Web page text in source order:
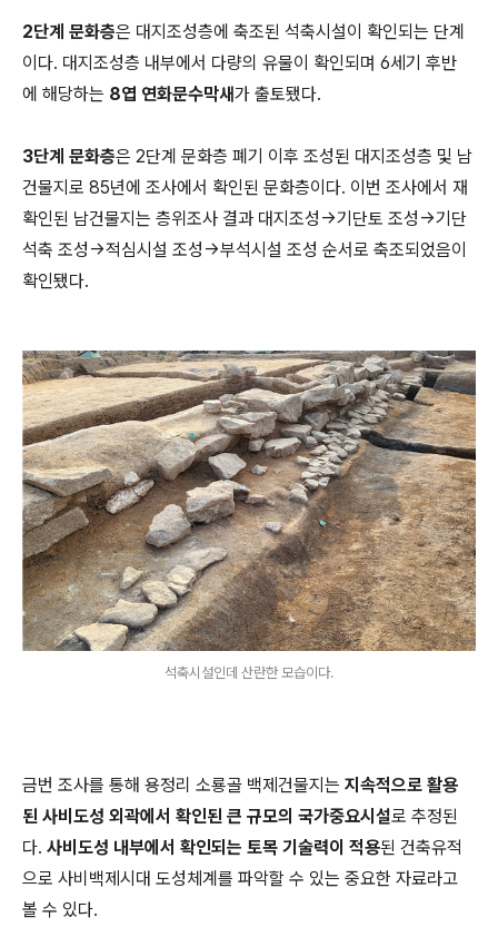
2단계 문화층은 대지조성층에 축조된 석축시설이 확인되는 단계
이다. 대지조성층 내부에서 다량의 유물이 확인되며 6세기 후반
에 해당하는 8엽 연화문수막새가 출토됐다.
3단계 문화층은 2단계 문화층 폐기 이후 조성된 대지조성층 및 남
건물지로 85년에 조사에서 확인된 문화층이다. 이번 조사에서 재
확인된 남건물지는 층위조사 결과 대지조성→기단토 조성→기단
석축 조성→적심시설 조성→부석시설 조성 순서로 축조되었음이
확인됐다.
석축시설인데 산란한 모습이다.
금번 조사를 통해 용정리 소룡골 백제건물지는 지속적으로 활용
된 사비도성 외곽에서 확인된 큰 규모의 국가중요시설로 추정된
다. 사비도성 내부에서 확인되는 토목 기술력이 적용된 건축유적
으로 사비백제시대 도성체계를 파악할 수 있는 중요한 자료라고
볼 수 있다.